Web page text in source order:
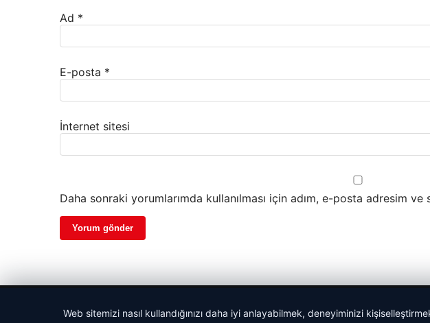
Ad *
E-posta *
İnternet sitesi
Daha sonraki yorumlarımda kullanılması için adım, e-posta adresim
Web sitemizi nasıl kullandığınızı daha iyi anlayabilmek, deneyiminizi